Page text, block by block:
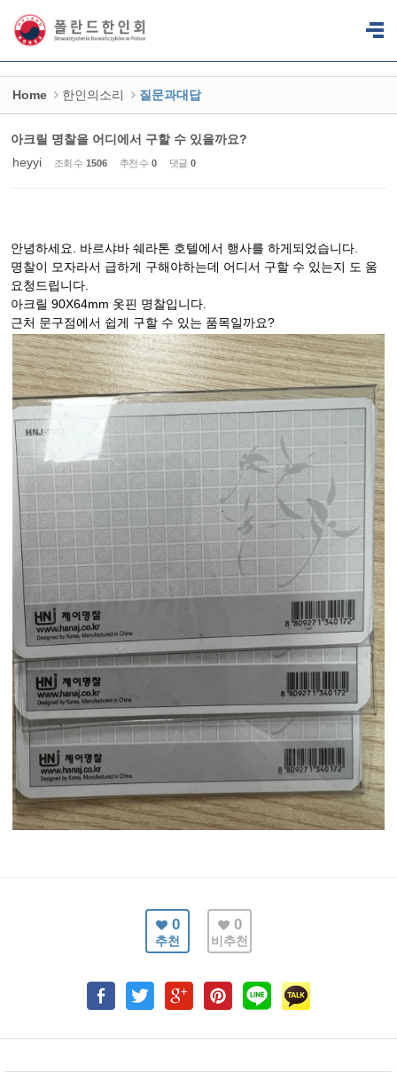
Home 한인의소리 질문과대답
아크릴 명찰을 어디에서 구할 수 있을까요?
heyyi
조회 수 1506 추천 수 0 댓글 0
안녕하세요. 바르샤바 쉐라톤 호텔에서 행사를 하게되었습니다.
명찰이 모자라서 급하게 구해야하는데 어디서 구할 수 있는지 도 움
요청드립니다.
아크릴 90X64mm 옷핀 명찰입니다.
근처 문구점에서 쉽게 구할 수 있는 품목일까요?
0
추천
0
비추천